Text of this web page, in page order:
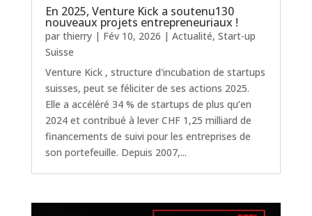
En 2025, Venture Kick a soutenu130
nouveaux projets entrepreneuriaux !
par thierry| Fév 10, 2026 | Actualité, Start-up
Suisse
Venture Kick , structure d'incubation de startups
suisses, peut se féliciter de ses actions 2025.
Elle a accéléré 34 % de startups de plus qu’en
2024 et contribué à lever CHF 1,25 milliard de
financements de suivi pour les entreprises de
son portefeuille. Depuis 2007,...